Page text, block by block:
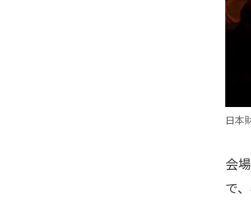
日本
会
で